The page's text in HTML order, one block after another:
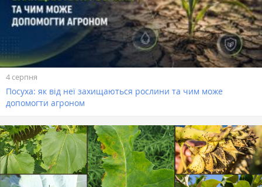
4 серпня
Посуха: як від неї захищаються рослини та чим може
допомогти агроном